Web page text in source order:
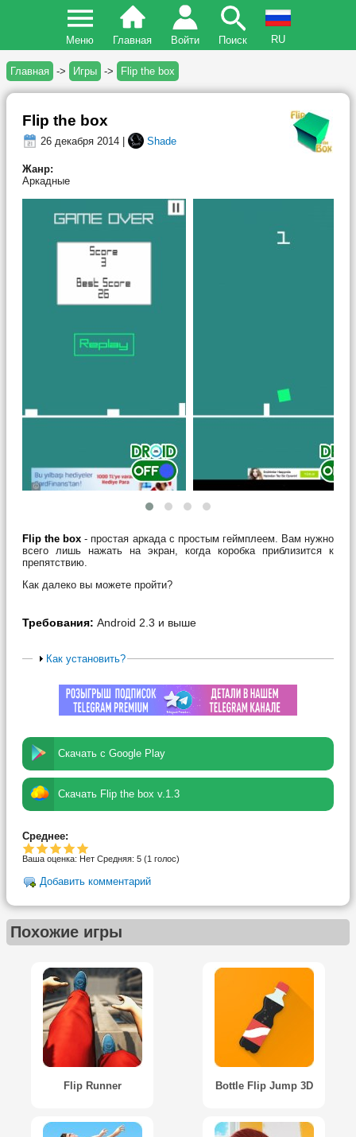
Меню Главная Войти Поиск RU
Главная -> Игры -> Flip the box
Flip the box
26 декабря 2014 | Shade
Жанр:
Аркадные
Flip the box - простая аркада с простым геймплеем. Вам нужно
всего лишь нажать на экран, когда коробка приблизится к
препятствию.
Как далеко вы можете пройти?
Требования: Android 2.3 и выше
Как установить?
Скачать с Google Play
Скачать Flip the box v.1.3
Среднее:
Ваша оценка: Нет Средняя: 5 (1 голос)
Добавить комментарий
Похожие игры
Flip Runner Bottle Flip Jump 3D